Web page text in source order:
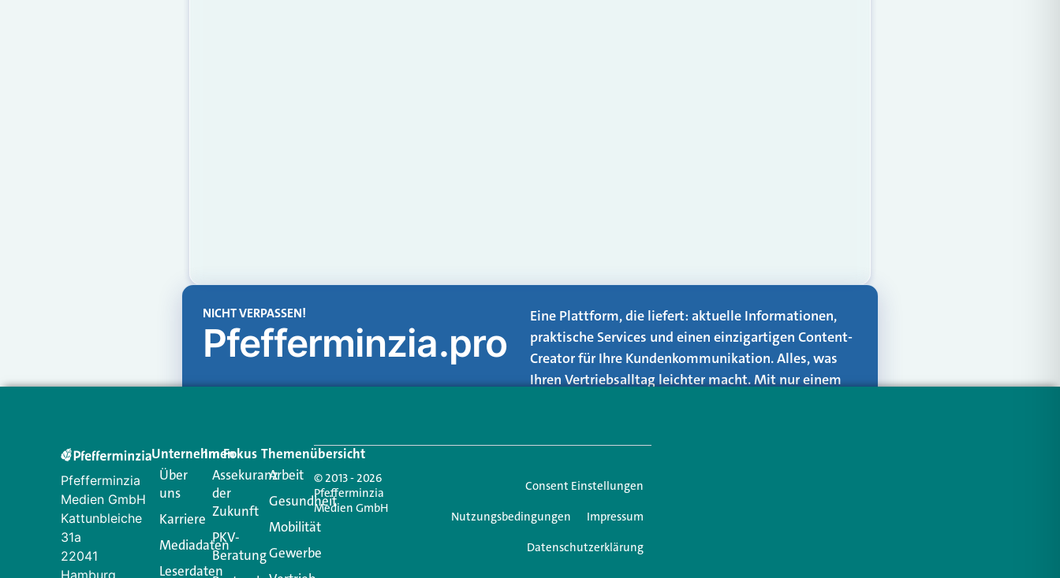
NICHT VERPASSEN!
Pfefferminzia.pro
Eine Plattform, die liefert: aktuelle Informationen,
praktische Services und einen einzigartigen Content-
Creator für Ihre Kundenkommunikation. Alles, was
Ihren Vertriebsalltag leichter macht. Mit nur einem
Pfefferminzia
Medien GmbH
Kattunbleiche
31a
22041
Hamburg
Unternehmen
Über
uns
Karriere
Mediadaten
Leserdaten
Im Fokus
Assekuranz
der
Zukunft
PKV-
Beratung
Themenübersicht
Arbeit
Gesundheit
Mobilität
Gewerbe
© 2013 - 2026
Pfefferminzia
Medien GmbH
Consent Einstellungen
Nutzungsbedingungen
Impressum
Datenschutzerklärung